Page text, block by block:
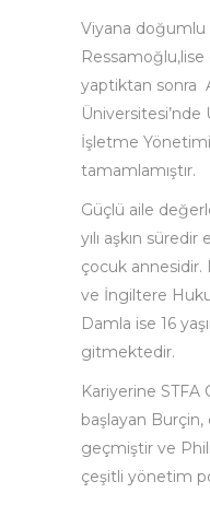
Viyana doğumlu
Ressamoğlu,lise
yaptiktan sonra
Üniversitesi’nde
İşletme
tamamlamıştır.
Güçlü aile
yılı aşkın
çocuk annesidir.
ve İngiltere
Damla ise 16
gitmektedir.
Kariyerine
başlayan Burçin,
geçmiştir ve
çeşitli yönetim